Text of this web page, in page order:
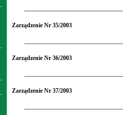
Zarządzenie Nr 35/2003
Zarządzenie Nr 36/2003
Zarządzenie Nr 37/2003